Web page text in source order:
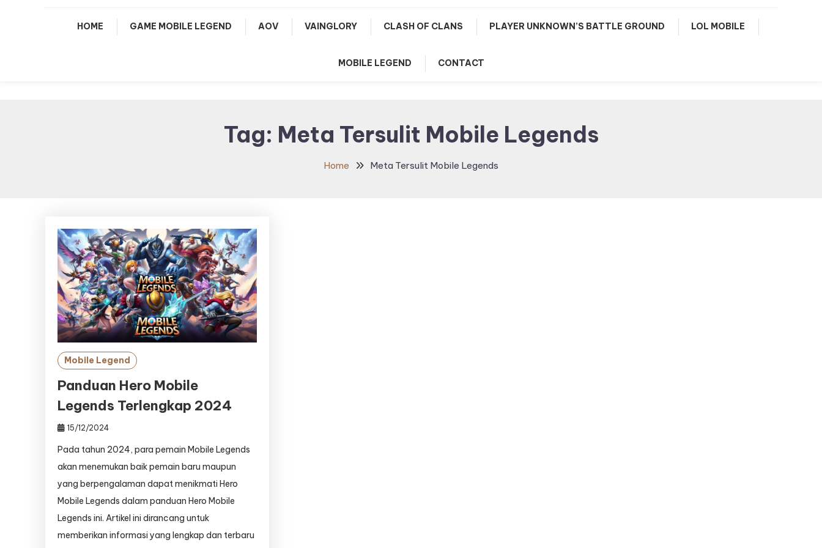
HOME GAME MOBILE LEGEND AOV VAINGLORY CLASH OF CLANS PLAYER UNKNOWN’S BATTLE GROUND LOL MOBILE
MOBILE LEGEND CONTACT
Tag: Meta Tersulit Mobile Legends
Home Meta Tersulit Mobile Legends
Mobile Legend
Panduan Hero Mobile
Legends Terlengkap 2024
15/12/2024
Pada tahun 2024, para pemain Mobile Legends
akan menemukan baik pemain baru maupun
yang berpengalaman dapat menikmati Hero
Mobile Legends dalam panduan Hero Mobile
Legends ini. Artikel ini dirancang untuk
memberikan informasi yang lengkap dan terbaru